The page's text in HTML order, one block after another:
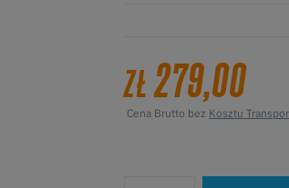
ZŁ 279,00
Cena Brutto bez Kosztu